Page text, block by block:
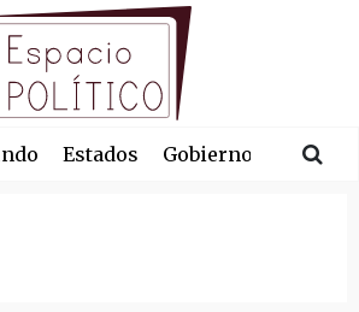
Estados Gobierno